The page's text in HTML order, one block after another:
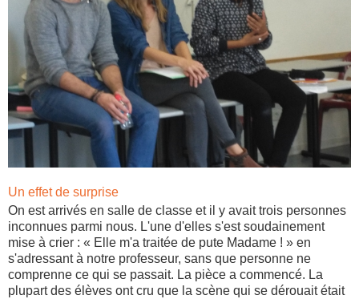
Un effet de surprise
On est arrivés en salle de classe et il y avait trois personnes
inconnues parmi nous. L'une d'elles s'est soudainement
mise à crier : « Elle m'a traitée de pute Madame ! » en
s'adressant à notre professeur, sans que personne ne
comprenne ce qui se passait. La pièce a commencé. La
plupart des élèves ont cru que la scène qui se dérouait était